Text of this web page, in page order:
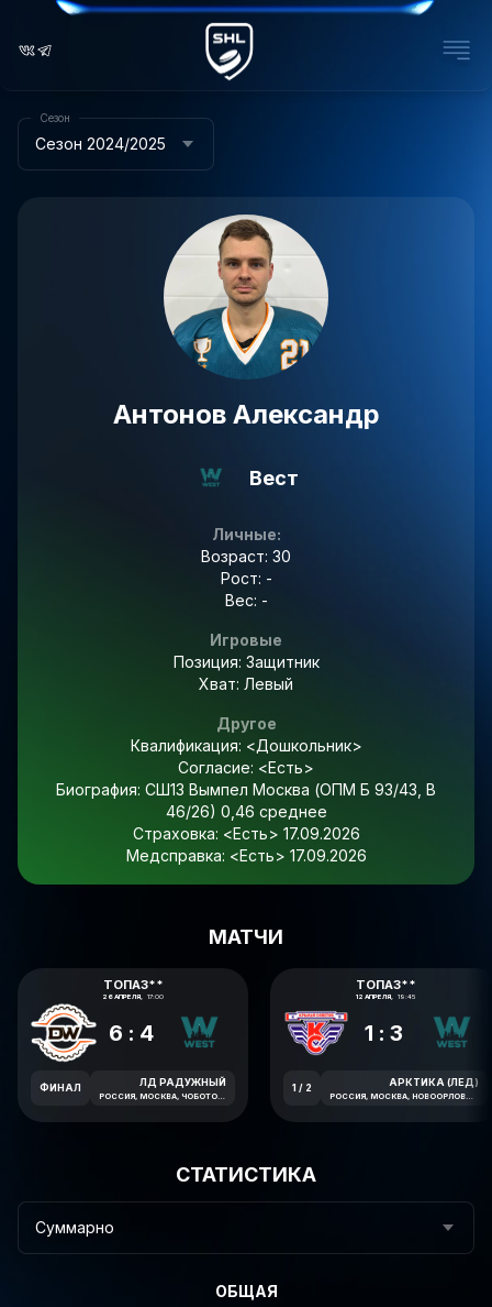
Сезон 2024/2025
Сезон
Антонов Александр
Вест
Личные:
Возраст: 30
Рост: -
Вес: -
Игровые
Позиция: Защитник
Хват: Левый
Другое
Квалификация: <Дошкольник>
Согласие: <Есть>
Биография: СШ13 Вымпел Москва (ОПМ Б 93/43, В
46/26) 0,46 среднее
Страховка: <Есть> 17.09.2026
Медсправка: <Есть> 17.09.2026
МАТЧИ
ТОПАЗ**
26 АПРЕЛЯ, 17:00
6:4
ФИНАЛ ЛД РАДУЖНЫЙ
ТОПАЗ**
12 АПРЕЛЯ, 19:45
1:3
1 / 2 АРКТИКА (ЛЕД)
СТАТИСТИКА
Суммарно
ОБЩАЯ